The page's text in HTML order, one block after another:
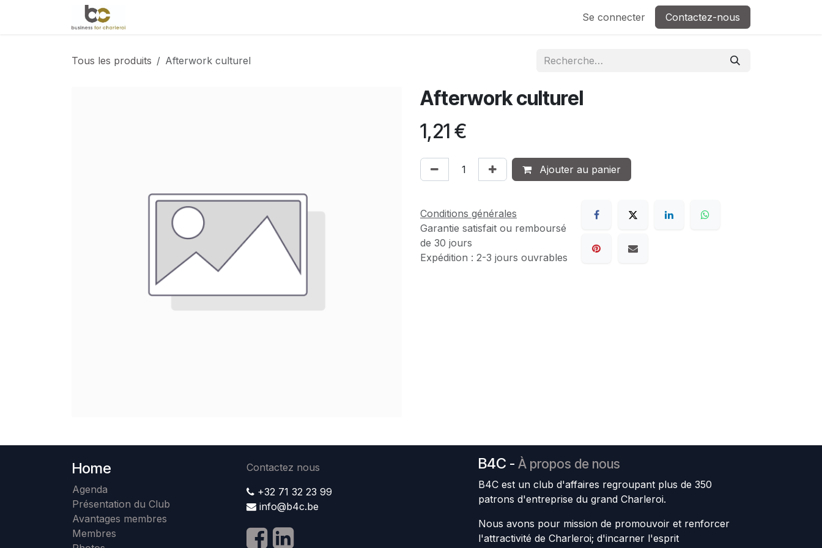
Se rendre au contenu
Se connecter Contactez-nous
Tous les produits Afterwork culturel
Afterwork culturel
1,21 €
Ajouter au panier
Conditions générales
Garantie satisfait ou remboursé
de 30 jours
Expédition : 2-3 jours ouvrables
Home
Agenda
Présentation du Club
Avantages membres
Membres
Contactez nous
+32 71 32 23 99
info@b4c.be
B4C - À propos de nous
B4C est un club d'affaires regroupant plus de 350
patrons d'entreprise du grand Charleroi.
Nous avons pour mission de promouvoir et renforcer
l'attractivité de Charleroi; d'incarner l'esprit